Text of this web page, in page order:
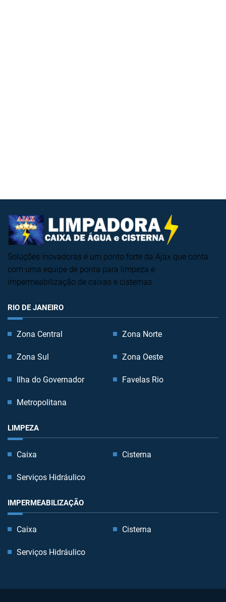
Soluções inovadoras é um ponto forte da Ajax que conta
com uma equipe de ponta para limpeza e
impermeabilização de caixas e cisternas.
RIO DE JANEIRO
Zona Central Zona Norte
Zona Sul Zona Oeste
Ilha do Governador Favelas Rio
Metropolitana
LIMPEZA
Caixa Cisterna
Serviços Hidráulico
IMPERMEABILIZAÇÃO
Caixa Cisterna
Serviços Hidráulico